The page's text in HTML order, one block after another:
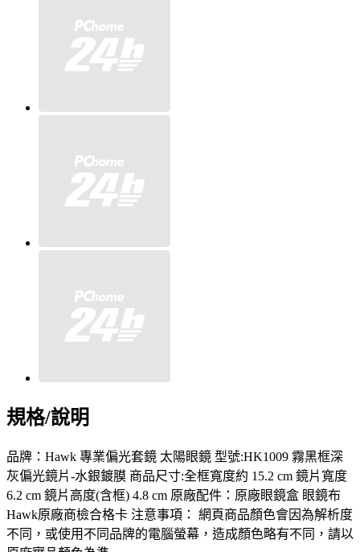
規格/說明
品牌：Hawk 專業偏光套鏡 太陽眼鏡 型號:HK1009 霧黑框深
灰偏光鏡片-水銀鍍膜 商品尺寸:全框寬度約 15.2 cm 鏡片寬度
6.2 cm 鏡片高度(含框) 4.8 cm 原廠配件：原廠眼鏡盒 眼鏡布
Hawk原廠商檢合格卡 注意事項： 網頁商品顏色會因為解析度
不同，或使用不同品牌的電腦螢幕，造成顏色略有不同，請以